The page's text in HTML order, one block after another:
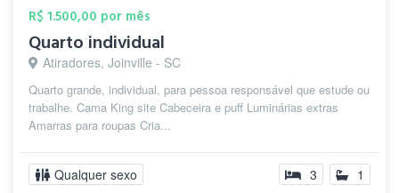
R$ 1.500,00 por mês
Quarto individual
Atiradores, Joinville - SC
Quarto grande, individual, para pessoa responsável que estude ou
trabalhe. Cama King site Cabeceira e puff Luminárias extras
Amarras para roupas Cria...
Qualquer sexo 3 1